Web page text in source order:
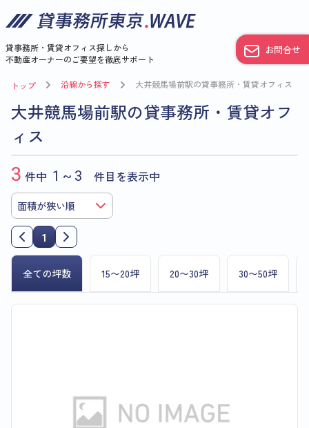
貸事務所・賃貸オフィス探しから
不動産オーナーのご要望を徹底サポート
お問合せ
トップ 沿線から探す 大井競馬場前駅の貸事務所・賃貸オフィス
大井競馬場前駅の貸事務所・賃貸オフ
ィス
3 件中 1~3 件目を表示中
1
全ての坪数 15〜20坪 20〜30坪 30〜50坪